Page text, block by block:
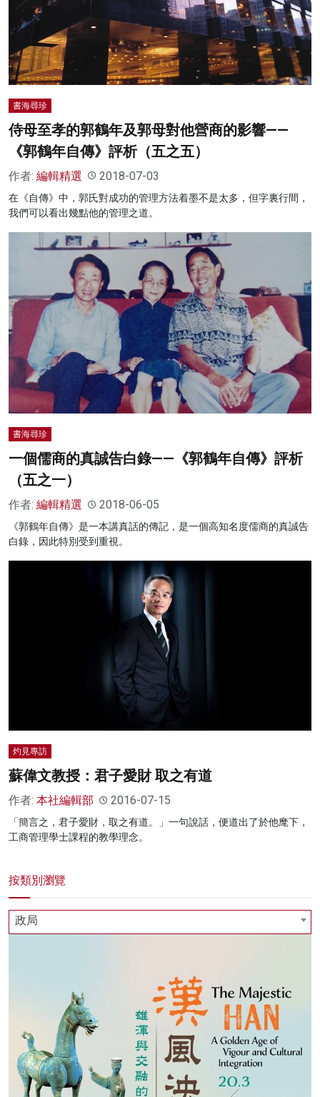
書海尋珍
侍母至孝的郭鶴年及郭母對他營商的影響——
《郭鶴年自傳》評析（五之五）
作者: 編輯精選 2018-07-03
在《自傳》中，郭氏對成功的管理方法着墨不是太多，但字裏行間，
我們可以看出幾點他的管理之道。
書海尋珍
一個儒商的真誠告白錄——《郭鶴年自傳》評析
（五之一）
作者: 編輯精選 2018-06-05
《郭鶴年自傳》是一本講真話的傳記，是一個高知名度儒商的真誠告
白錄，因此特別受到重視。
灼見專訪
蘇偉文教授：君子愛財 取之有道
作者: 本社編輯部 2016-07-15
「簡言之，君子愛財，取之有道。」一句說話，便道出了於他麾下，
工商管理學士課程的教學理念。
按類別瀏覽
政局